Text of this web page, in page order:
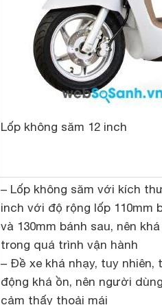
Lốp không săm 12 inch
– Lốp không săm với kích
inch với độ rộng lốp 110mm
và 130mm bánh sau, nên
trong quá trình vận hành
– Đề xe khá nhạy, tuy nhiên,
động khá ồn, nên người
cảm thấy thoải mái